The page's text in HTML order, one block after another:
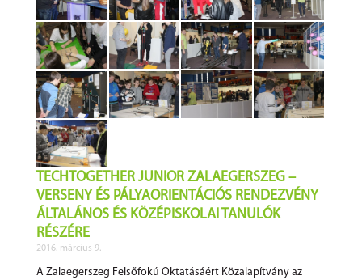
TECHTOGETHER JUNIOR ZALAEGERSZEG –
VERSENY ÉS PÁLYAORIENTÁCIÓS RENDEZVÉNY
ÁLTALÁNOS ÉS KÖZÉPISKOLAI TANULÓK
RÉSZÉRE
2016. március 9.
A Zalaegerszeg Felsőfokú Oktatásáért Közalapítvány az